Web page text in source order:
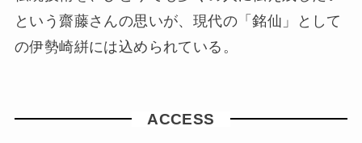
という齋藤さんの思いが、現代の「銘仙」として
の伊勢崎絣には込められている。
ACCESS